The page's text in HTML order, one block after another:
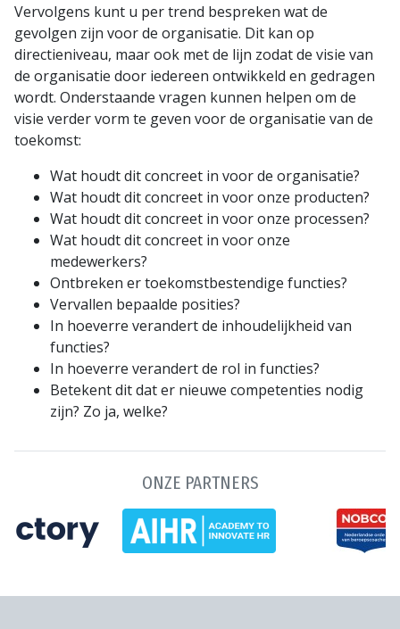
Vervolgens kunt u per trend bespreken wat de
gevolgen zijn voor de organisatie. Dit kan op
directieniveau, maar ook met de lijn zodat de visie van
de organisatie door iedereen ontwikkeld en gedragen
wordt. Onderstaande vragen kunnen helpen om de
visie verder vorm te geven voor de organisatie van de
toekomst:
Wat houdt dit concreet in voor de organisatie?
Wat houdt dit concreet in voor onze producten?
Wat houdt dit concreet in voor onze processen?
Wat houdt dit concreet in voor onze
medewerkers?
Ontbreken er toekomstbestendige functies?
Vervallen bepaalde posities?
In hoeverre verandert de inhoudelijkheid van
functies?
In hoeverre verandert de rol in functies?
Betekent dit dat er nieuwe competenties nodig
zijn? Zo ja, welke?
ONZE PARTNERS